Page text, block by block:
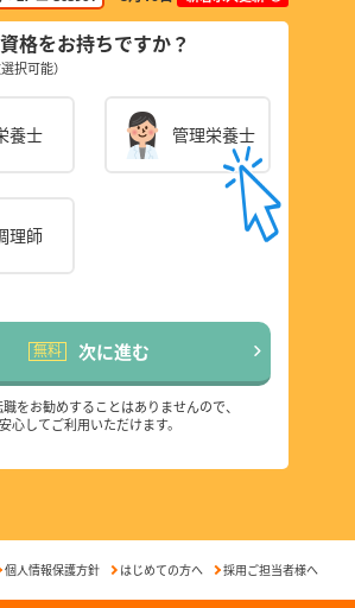
格をお持ちですか？
選択可能）
養士 管理栄養士
理師
無料 次に進む
をお勧めすることはありませんので、
安心してご利用いただけます。
個人情報保護方針 はじめての方へ 採用ご担当者様へ